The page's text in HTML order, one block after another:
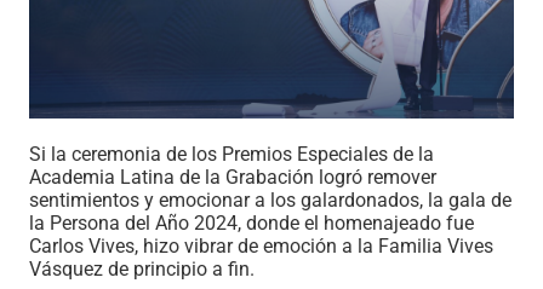
Si la ceremonia de los Premios Especiales de la
Academia Latina de la Grabación logró remover
sentimientos y emocionar a los galardonados, la gala de
la Persona del Año 2024, donde el homenajeado fue
Carlos Vives, hizo vibrar de emoción a la Familia Vives
Vásquez de principio a fin.